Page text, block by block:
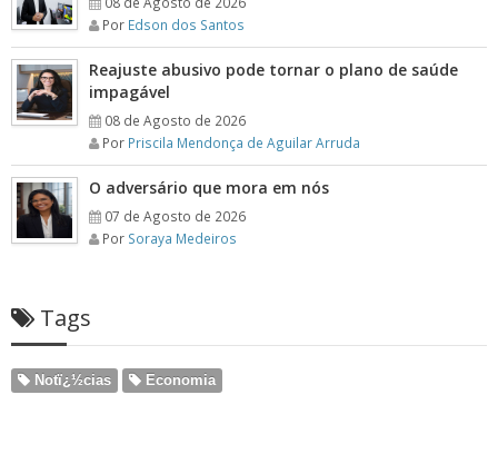
Por Edson dos Santos
Reajuste abusivo pode tornar o plano de saúde
impagável
08 de Agosto de 2026
Por Priscila Mendonça de Aguilar Arruda
O adversário que mora em nós
07 de Agosto de 2026
Por Soraya Medeiros
Tags
Notï¿½cias Economia